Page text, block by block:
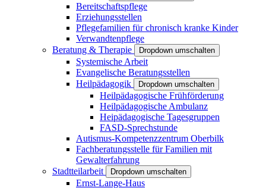
Bereitschaftspflege
Erziehungsstellen
Pflegefamilien für chronisch kranke Kinder
Verwandtenpflege
Beratung & Therapie
Dropdown umschalten
Systemische Arbeit
Evangelische Beratungsstellen
Heilpädagogik
Dropdown umschalten
Heilpädagogische Frühförderung
Heilpädagogische Ambulanz
Heipädagogische Tagesgruppen
FASD-Sprechstunde
Autismus-Kompetenzzentrum Oberbilk
Fachberatungsstelle für Familien mit
Gewalterfahrung
Stadtteilarbeit
Dropdown umschalten
Ernst-Lange-Haus